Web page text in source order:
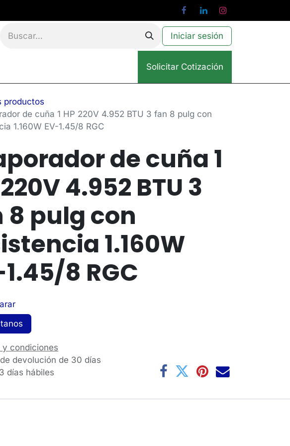
Iniciar sesión
Solicitar Cotización
productos
de cuña 1 HP 220V 4.952 BTU 3 fan 8 pulg con
1.160W EV-1.45/8 RGC
de cuña 1
4.952 BTU 3
8 pulg con
1.160W
8 RGC
y condiciones
devolución de 30 días
días hábiles